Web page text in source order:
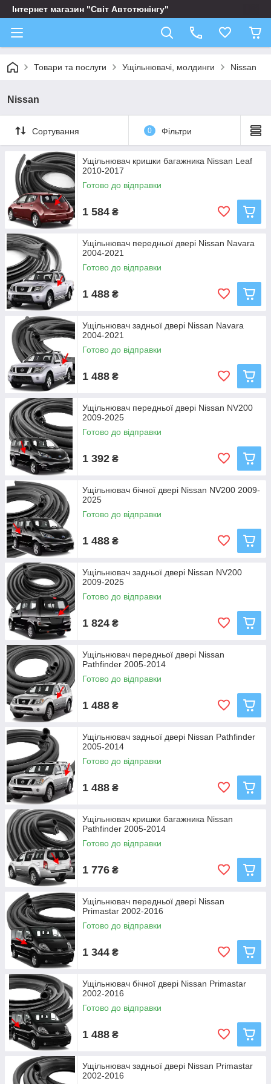
Інтернет магазин "Світ Автотюнінгу"
Товари та послуги Ущільнювачі, молдинги Nissan
Nissan
Сортування 0 Фільтри
Ущільнювач кришки багажника Nissan Leaf
2010-2017
Готово до відправки
1 584 ₴
Ущільнювач передньої двері Nissan Navara
2004-2021
Готово до відправки
1 488 ₴
Ущільнювач задньої двері Nissan Navara
2004-2021
Готово до відправки
1 488 ₴
Ущільнювач передньої двері Nissan NV200
2009-2025
Готово до відправки
1 392 ₴
Ущільнювач бічної двері Nissan NV200 2009-
2025
Готово до відправки
1 488 ₴
Ущільнювач задньої двері Nissan NV200
2009-2025
Готово до відправки
1 824 ₴
Ущільнювач передньої двері Nissan
Pathfinder 2005-2014
Готово до відправки
1 488 ₴
Ущільнювач задньої двері Nissan Pathfinder
2005-2014
Готово до відправки
1 488 ₴
Ущільнювач кришки багажника Nissan
Pathfinder 2005-2014
Готово до відправки
1 776 ₴
Ущільнювач передньої двері Nissan
Primastar 2002-2016
Готово до відправки
1 344 ₴
Ущільнювач бічної двері Nissan Primastar
2002-2016
Готово до відправки
1 488 ₴
Ущільнювач задньої двері Nissan Primastar
2002-2016